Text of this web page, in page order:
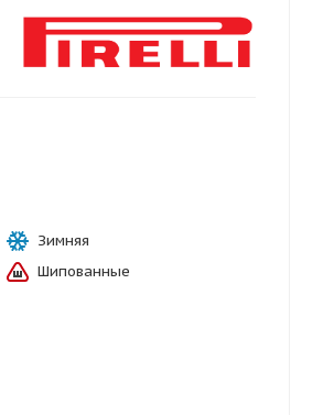
Зимняя
Шипованные